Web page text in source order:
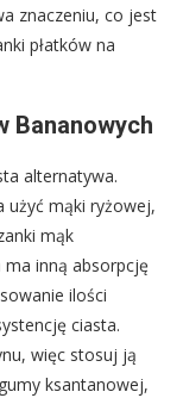
znaczeniu, co jest
płatków na
Bananowych
alternatywa.
użyć mąki ryżowej,
mąk
inną absorpcję
ilości
ciasta.
więc stosuj ją
ksantanowej,